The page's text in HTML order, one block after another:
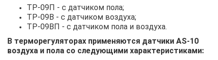
ТР-09П - с датчиком пола;
ТР-09В - с датчиком воздуха;
ТР-09ВП - с датчиком пола и воздуха.
В терморегуляторах применяются датчики AS-10
воздуха и пола со следующими характеристиками: